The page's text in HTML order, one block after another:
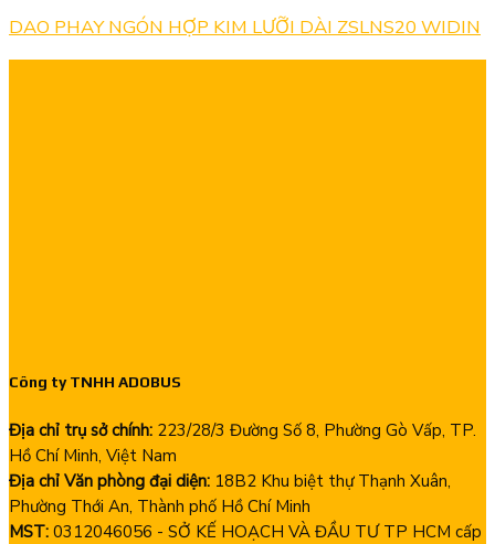
DAO PHAY NGÓN HỢP KIM LƯỠI DÀI ZSLNS20 WIDIN
Công ty TNHH ADOBUS
Địa chỉ trụ sở chính: 223/28/3 Đường Số 8, Phường Gò Vấp, TP.
Hồ Chí Minh, Việt Nam
Địa chỉ Văn phòng đại diện: 18B2 Khu biệt thự Thạnh Xuân,
Phường Thới An, Thành phố Hồ Chí Minh
MST: 0312046056 - SỞ KẾ HOẠCH VÀ ĐẦU TƯ TP HCM cấp